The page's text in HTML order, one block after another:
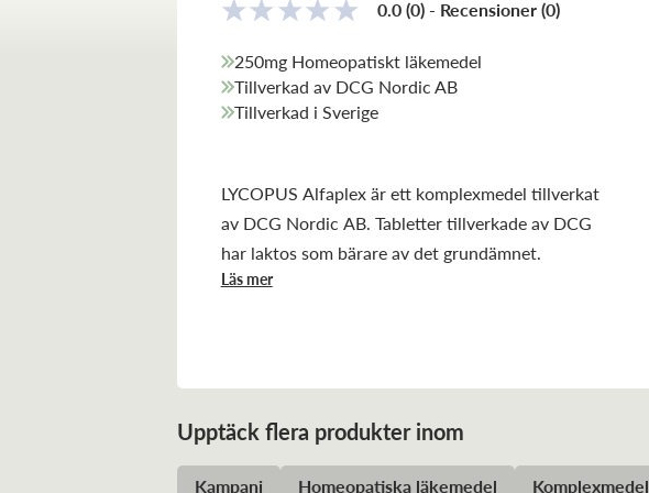
0.0(0) - Recensioner(0)
250mg Homeopatiskt läkemedel
Tillverkad av DCG Nordic AB
Tillverkad i Sverige
LYCOPUS Alfaplex är ett komplexmedel tillverkat
av DCG Nordic AB. Tabletter tillverkade av DCG
har laktos som bärare av det grundämnet.
Läs mer
Upptäck flera produkter inom
Kampanj Homeopatiska läkemedel Komplexmedel